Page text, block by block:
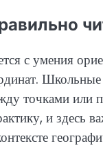
с умения
точками
и здесь